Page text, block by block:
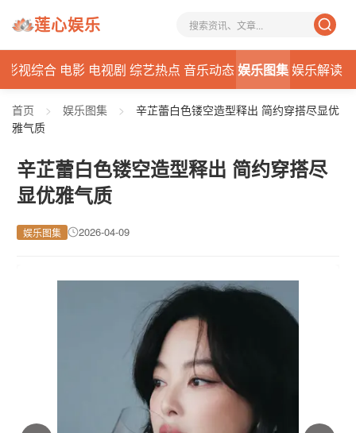
莲心娱乐
影视综合 电影 电视剧 综艺热点 音乐动态娱乐图集娱乐解读
首页 > 娱乐图集 >
辛芷蕾白色镂空造型释出 简约穿搭尽显优
雅气质
辛芷蕾白色镂空造型释出 简约穿搭尽
显优雅气质
娱乐图集 2026-04-09